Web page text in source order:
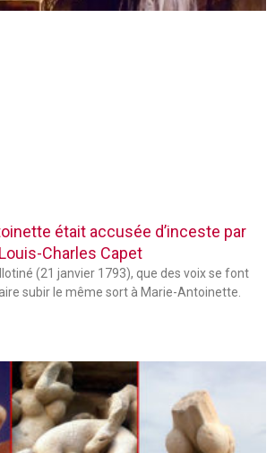
était accusée d’inceste par
Charles Capet
(21 janvier 1793), que des voix se font
subir le même sort à Marie-Antoinette.